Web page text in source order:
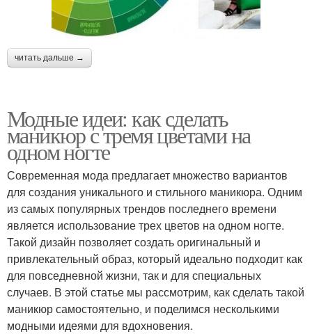
читать дальше →
Модные идеи: как сделать
маникюр с тремя цветами на
одном ногте
Современная мода предлагает множество вариантов
для создания уникального и стильного маникюра. Одним
из самых популярных трендов последнего времени
является использование трех цветов на одном ногте.
Такой дизайн позволяет создать оригинальный и
привлекательный образ, который идеально подходит как
для повседневной жизни, так и для специальных
случаев. В этой статье мы рассмотрим, как сделать такой
маникюр самостоятельно, и поделимся несколькими
модными идеями для вдохновения.